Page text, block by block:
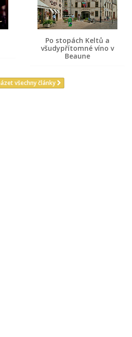
Po stopách Keltů a
všudypřítomné víno v
Beaune
všechny články